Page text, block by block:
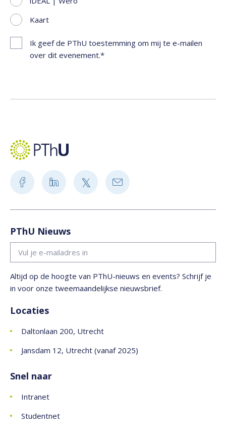
Kaart
Ik geef de PThU toestemming om mij te e-mailen
over dit evenement.
PThU Nieuws
Altijd op de hoogte van PThU-nieuws en events? Schrijf je
in voor onze tweemaandelijkse nieuwsbrief.
Locaties
Daltonlaan 200, Utrecht
Jansdam 12, Utrecht (vanaf 2025)
Snel naar
Intranet
Studentnet